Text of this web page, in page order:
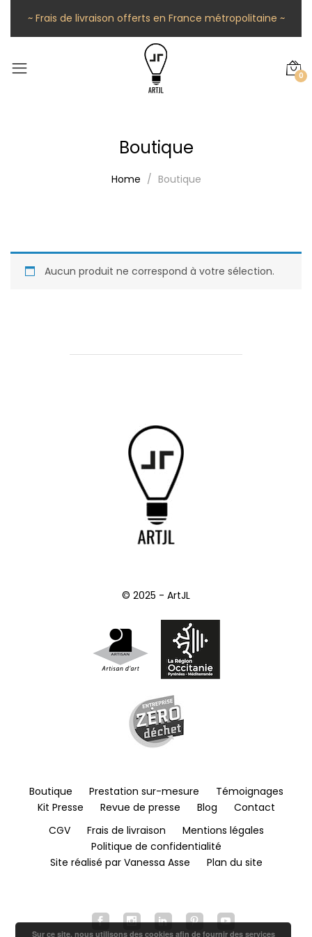
~ Frais de livraison offerts en France métropolitaine ~
0
Boutique
Home Boutique
Aucun produit ne correspond à votre sélection.
© 2025 - ArtJL
Boutique Prestation sur-mesure
Témoignages
Kit Presse
Revue de presse Blog
Contact
CGV
Frais de livraison
Mentions légales
Politique de confidentialité
Site réalisé par Vanessa Asse
Plan du site
Sur ce site, nous utilisons des cookies afin de fournir des services